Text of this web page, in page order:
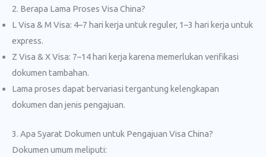
2. Berapa Lama Proses Visa China?
L Visa & M Visa: 4–7 hari kerja untuk reguler, 1–3 hari kerja untuk
express.
Z Visa & X Visa: 7–14 hari kerja karena memerlukan verifikasi
dokumen tambahan.
Lama proses dapat bervariasi tergantung kelengkapan
dokumen dan jenis pengajuan.
3. Apa Syarat Dokumen untuk Pengajuan Visa China?
Dokumen umum meliputi: